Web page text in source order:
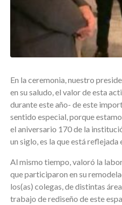
En la ceremonia, nuestro
en su saludo, el valor de esta
durante este año- de este
sentido especial, porque
el aniversario 170 de la
un siglo, es la que está reflejada
Al mismo tiempo, valoró la
que participaron en su
los(as) colegas, de distintas
trabajo de rediseño de este